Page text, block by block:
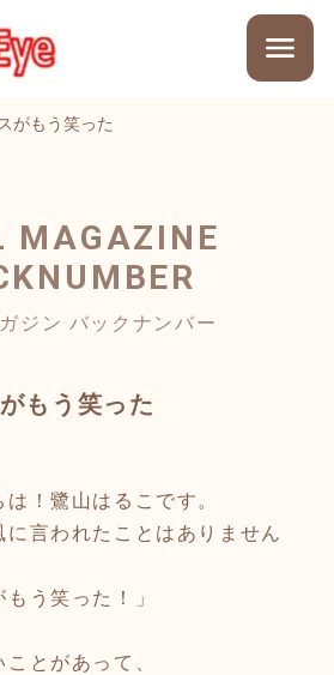
がもう笑った
MAGAZINE
ジン バックナンバー
もう笑った
！鷺山はるこです。
言われたことはありません
もう笑った！」
とがあって、